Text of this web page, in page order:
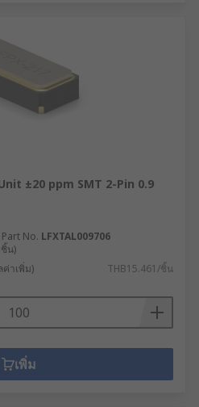
±20 ppm SMT 2-Pin 0.9
No. LFXTAL009706
น)
าเพิ่ม) THB15.461/ชิ้น
เพิ่ม